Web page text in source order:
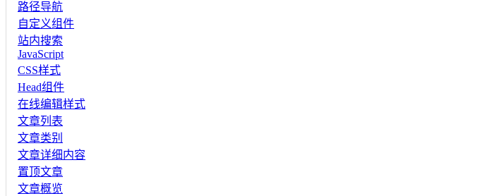
路径导航
自定义组件
站内搜索
JavaScript
CSS样式
Head组件
在线编辑样式
文章列表
文章类别
文章详细内容
置顶文章
文章概览